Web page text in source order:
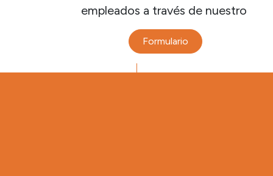
empleados a través de nuestro
Formulario